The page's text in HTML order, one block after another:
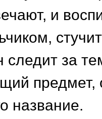
и
следит за
предмет,
название.